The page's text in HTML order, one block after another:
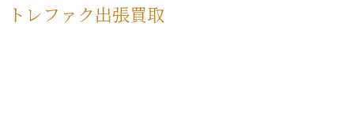
トレファク出張買取